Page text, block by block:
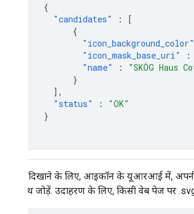
{
"candidates"
:
[
{
"icon_background_color"
"icon_mask_base_uri"
:
"name"
: "SKÖG Haus
}
],
"status"
:
"OK"
}
आइकॉन दिखाने के लिए, आइकॉन के यूआरआई में,
रंग के साथ जोड़ें. उदाहरण के लिए, किसी वेब पेज पर